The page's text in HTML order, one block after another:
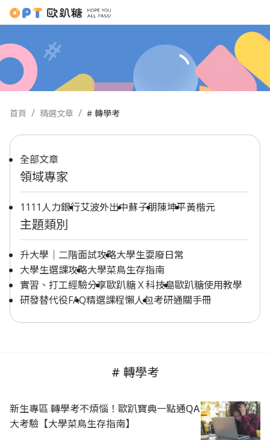
首頁 精選文章 # 轉學考
全部文章
領域專家
1111人力銀行艾波外出中蘇子朋陳坤平黃楷元
主題類別
升大學｜二階面試攻略大學生耍廢日常
大學生選課攻略大學菜鳥生存指南
實習、打工經驗分享歐趴糖 X 科技島歐趴糖使用教學
研發替代役FAQ精選課程懶人包考研通關手冊
# 轉學考
新生專區 轉學考不煩惱！歐趴寶典一點通QA
大考驗【大學菜鳥生存指南】